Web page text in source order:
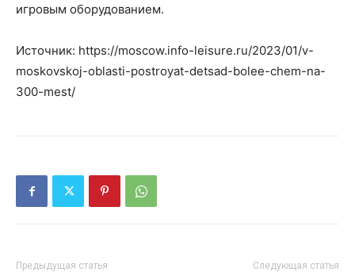
игровым оборудованием.
Источник: https://moscow.info-leisure.ru/2023/01/v-
moskovskoj-oblasti-postroyat-detsad-bolee-chem-na-
300-mest/
Предыдущая статья Следующая статья